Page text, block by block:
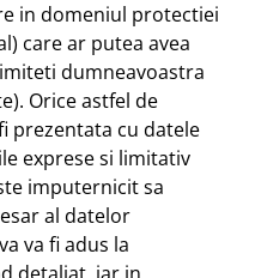
in domeniul protectiei
care ar putea avea
dumneavoastra
Orice astfel de
prezentata cu datele
exprese si limitativ
imputernicit sa
al datelor
va fi adus la